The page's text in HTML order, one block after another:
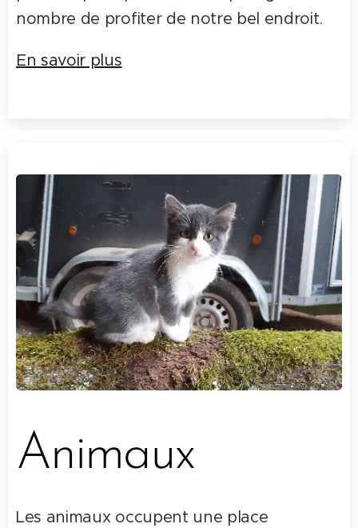
nombre de profiter de notre bel endroit.
En savoir plus
Animaux
Les animaux occupent une place